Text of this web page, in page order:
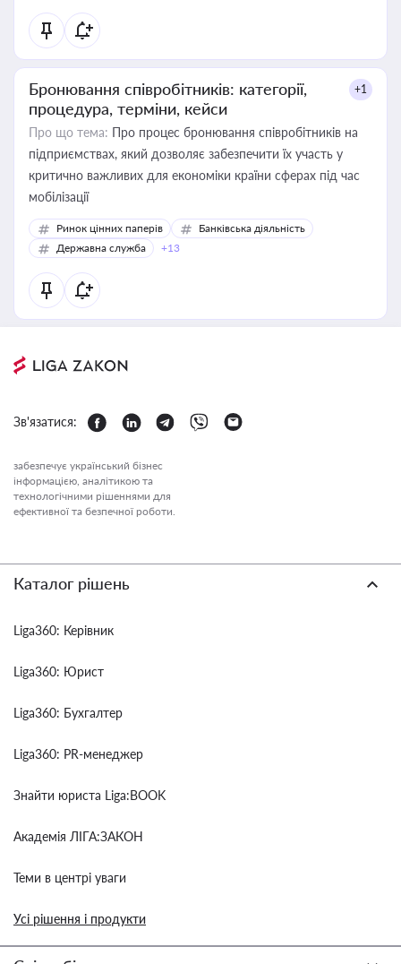
Бронювання співробітників: категорії,
процедура, терміни, кейси
+1
Про що тема: Про процес бронювання співробітників на
підприємствах, який дозволяє забезпечити їх участь у
критично важливих для економіки країни сферах під час
мобілізації
Ринок цінних паперів
Банківська діяльність
Державна служба
+13
Зв'язатися:
забезпечує український бізнес
інформацією, аналітикою та
технологічними рішеннями для
ефективної та безпечної роботи.
Каталог рішень
Liga360: Керівник
Liga360: Юрист
Liga360: Бухгалтер
Liga360: PR-менеджер
Знайти юриста Liga:BOOK
Академія ЛІГА:ЗАКОН
Теми в центрі уваги
Усі рішення і продукти